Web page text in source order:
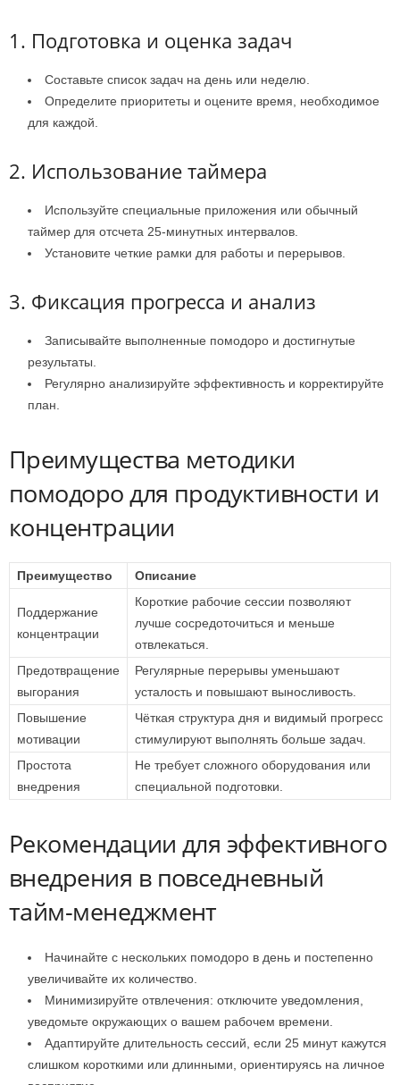
1. Подготовка и оценка задач
Составьте список задач на день или неделю.
Определите приоритеты и оцените время, необходимое
для каждой.
2. Использование таймера
Используйте специальные приложения или обычный
таймер для отсчета 25-минутных интервалов.
Установите четкие рамки для работы и перерывов.
3. Фиксация прогресса и анализ
Записывайте выполненные помодоро и достигнутые
результаты.
Регулярно анализируйте эффективность и корректируйте
план.
Преимущества методики
помодоро для продуктивности и
концентрации
Преимущество Описание
Поддержание
концентрации
Короткие рабочие сессии позволяют
лучше сосредоточиться и меньше
отвлекаться.
Предотвращение
выгорания
Регулярные перерывы уменьшают
усталость и повышают выносливость.
Повышение
мотивации
Чёткая структура дня и видимый прогресс
стимулируют выполнять больше задач.
Простота
внедрения
Не требует сложного оборудования или
специальной подготовки.
Рекомендации для эффективного
внедрения в повседневный
тайм-менеджмент
Начинайте с нескольких помодоро в день и постепенно
увеличивайте их количество.
Минимизируйте отвлечения: отключите уведомления,
уведомьте окружающих о вашем рабочем времени.
Адаптируйте длительность сессий, если 25 минут кажутся
слишком короткими или длинными, ориентируясь на личное